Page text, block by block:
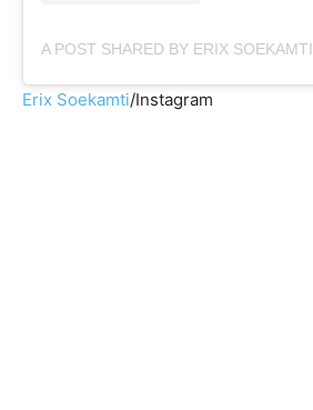
Erix Soekamti/Instagram